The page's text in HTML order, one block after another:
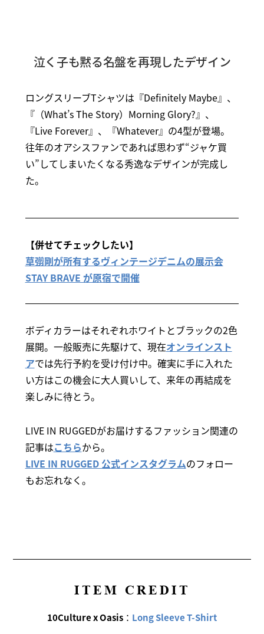
泣く子も黙る名盤を再現したデザイン
ロングスリーブTシャツは『Definitely Maybe』、
『（What’s The Story）Morning Glory?』、
『Live Forever』、『Whatever』の4型が登場。
往年のオアシスファンであれば思わず“ジャケ買
い”してしまいたくなる秀逸なデザインが完成し
た。
【併せてチェックしたい】
草彅剛が所有するヴィンテージデニムの展示会
STAY BRAVE が原宿で開催
ボディカラーはそれぞれホワイトとブラックの2色
展開。一般販売に先駆けて、現在オンラインスト
アでは先行予約を受け付け中。確実に手に入れた
い方はこの機会に大人買いして、来年の再結成を
楽しみに待とう。
LIVE IN RUGGEDがお届けするファッション関連の
記事はこちらから。
LIVE IN RUGGED 公式インスタグラムのフォロー
もお忘れなく。
ITEM CREDIT
10Culture x Oasis： Long Sleeve T-Shirt